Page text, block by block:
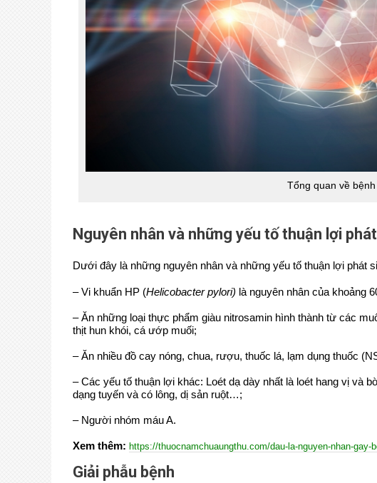
Tổng quan về
Nguyên nhân và những yếu tố thuận lợi
Dưới đây là những nguyên nhân và những yếu tố thuận lợi phát
– Vi khuẩn HP (Helicobacter pylori) là nguyên nhân của khoảng
– Ăn những loại thực phẩm giàu nitrosamin hình thành từ các
thịt hun khói, cá ướp muối;
– Ăn nhiều đồ cay nóng, chua, rượu, thuốc lá, lạm dụng thuốc
– Các yếu tố thuận lợi khác: Loét dạ dày nhất là loét hang vị và
dạng tuyến và có lông, dị sản ruột…;
– Người nhóm máu A.
Xem thêm: https://thuocnamchuaungthu.com/dau-la-nguyen-nhan-gay-
Giải phẫu bệnh